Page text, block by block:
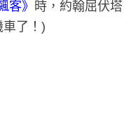
客》 時，約翰屈伏塔
了！)